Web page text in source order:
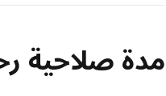
مدة صلاحية